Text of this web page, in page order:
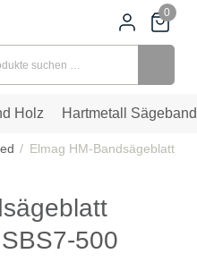
0
Holz Hartmetall Sägeband
Elmag HM-Bandsägeblatt
500